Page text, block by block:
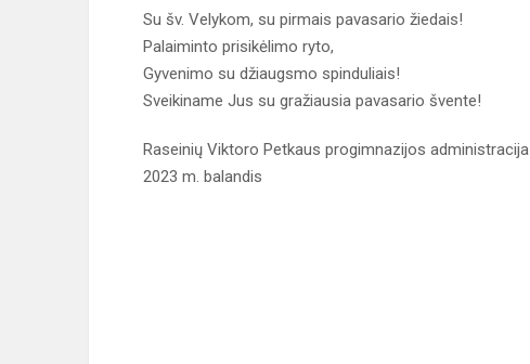
Su šv. Velykom, su pirmais pavasario žiedais!
Palaiminto prisikėlimo ryto,
Gyvenimo su džiaugsmo spinduliais!
Sveikiname Jus su gražiausia pavasario švente!
Raseinių Viktoro Petkaus progimnazijos administracija
2023 m. balandis